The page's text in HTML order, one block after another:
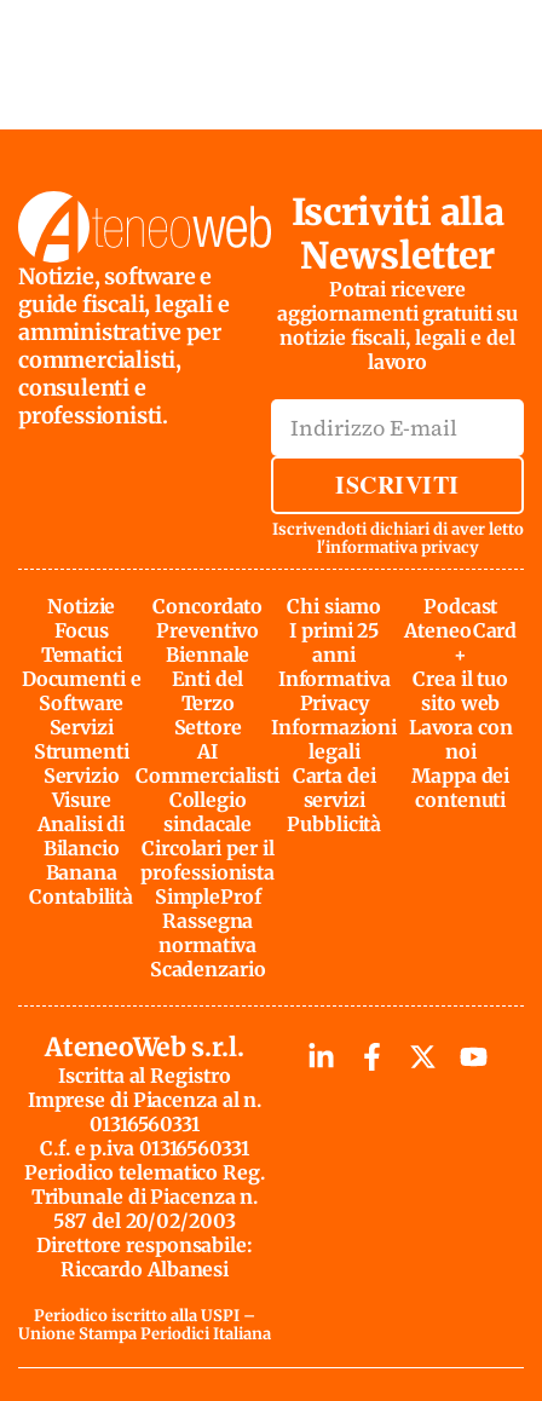
Notizie, software e
guide fiscali, legali e
amministrative per
commercialisti,
consulenti e
professionisti.
Iscriviti alla
Newsletter
Potrai ricevere
aggiornamenti gratuiti su
notizie fiscali, legali e del
lavoro
ISCRIVITI
Iscrivendoti dichiari di aver letto
l'informativa privacy
Notizie
Focus
Tematici
Documenti e
Software
Servizi
Strumenti
Servizio
Visure
Analisi di
Bilancio
Banana
Contabilità
Concordato
Preventivo
Biennale
Enti del
Terzo
Settore
AI
Commercialisti
Collegio
sindacale
Circolari per il
professionista
SimpleProf
Rassegna
normativa
Scadenzario
Chi siamo
I primi 25
anni
Informativa
Privacy
Informazioni
legali
Carta dei
servizi
Pubblicità
Podcast
AteneoCard
+
Crea il tuo
sito web
Lavora con
noi
Mappa dei
contenuti
AteneoWeb s.r.l.
Iscritta al Registro
Imprese di Piacenza al n.
01316560331
C.f. e p.iva 01316560331
Periodico telematico Reg.
Tribunale di Piacenza n.
587 del 20/02/2003
Direttore responsabile:
Riccardo Albanesi
Periodico iscritto alla USPI –
Unione Stampa Periodici Italiana